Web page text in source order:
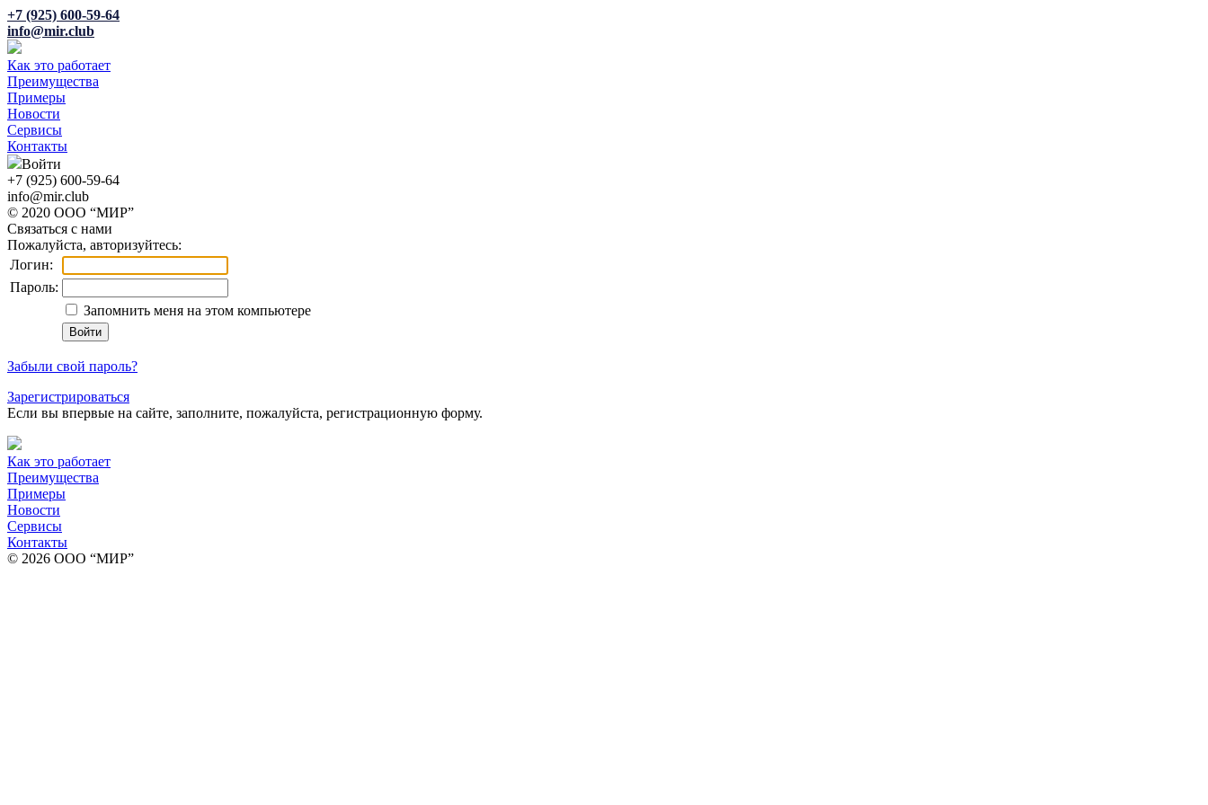
+7 (925) 600-59-64
info@mir.club
Как это работает
Преимущества
Примеры
Новости
Сервисы
Контакты
Войти
+7 (925) 600-59-64
info@mir.club
© 2020 ООО “МИР”
Связаться с нами
Пожалуйста, авторизуйтесь:
Логин:
Пароль:
Запомнить меня на этом компьютере
Забыли свой пароль?
Зарегистрироваться
Если вы впервые на сайте, заполните, пожалуйста, регистрационную форму.
Как это работает
Преимущества
Примеры
Новости
Сервисы
Контакты
© 2026 ООО “МИР”